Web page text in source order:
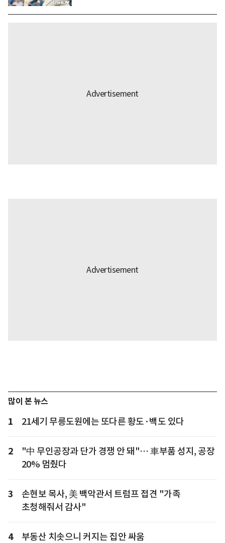
많이 본 뉴스
1 21세기 무릉도원에는 또다른 황도·백도 있다
2
"中 무인공장과 단가 경쟁 안 돼"… 車부품 성지, 공장
20% 멈췄다
3
손현보 목사, 美 백악관서 트럼프 접견 "가족
초청해줘서 감사"
4 부동산 치솟으니 커지는 집안 싸움